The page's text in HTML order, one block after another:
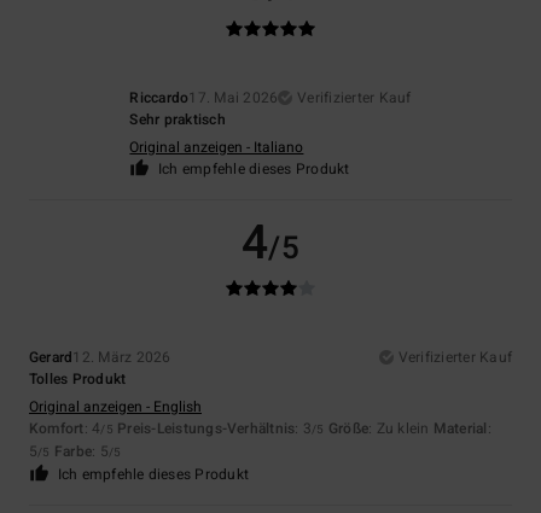
Riccardo17. Mai 2026
Verifizierter Kauf
Sehr praktisch
Original anzeigen - Italiano
Ich empfehle dieses Produkt
4/5
Gerard12. März 2026
Verifizierter Kauf
Tolles Produkt
Original anzeigen - English
Komfort: 4/5 Preis-Leistungs-Verhältnis: 3/5 Größe: Zu klein Material:
5/5 Farbe: 5/5
Ich empfehle dieses Produkt